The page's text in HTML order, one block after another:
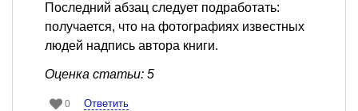
Последний абзац следует подработать:
получается, что на фотографиях известных
людей надпись автора книги.
Оценка статьи: 5
0 Ответить